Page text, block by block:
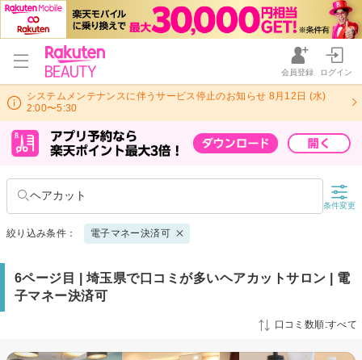
会員登録 ログイン
システムメンテナンスに伴うサービス停止のお知らせ 8月12日 (水)
2:00〜5:30
ヘアカット
条件変更
絞り込み条件： 電子マネー決済可
6ページ目 | 埼玉県で口コミが多いヘアカットサロン | 電
子マネー決済可
口コミ数順:すべて